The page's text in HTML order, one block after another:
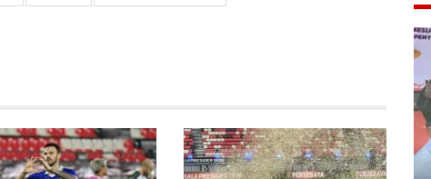
Distribusi logistik pemilu